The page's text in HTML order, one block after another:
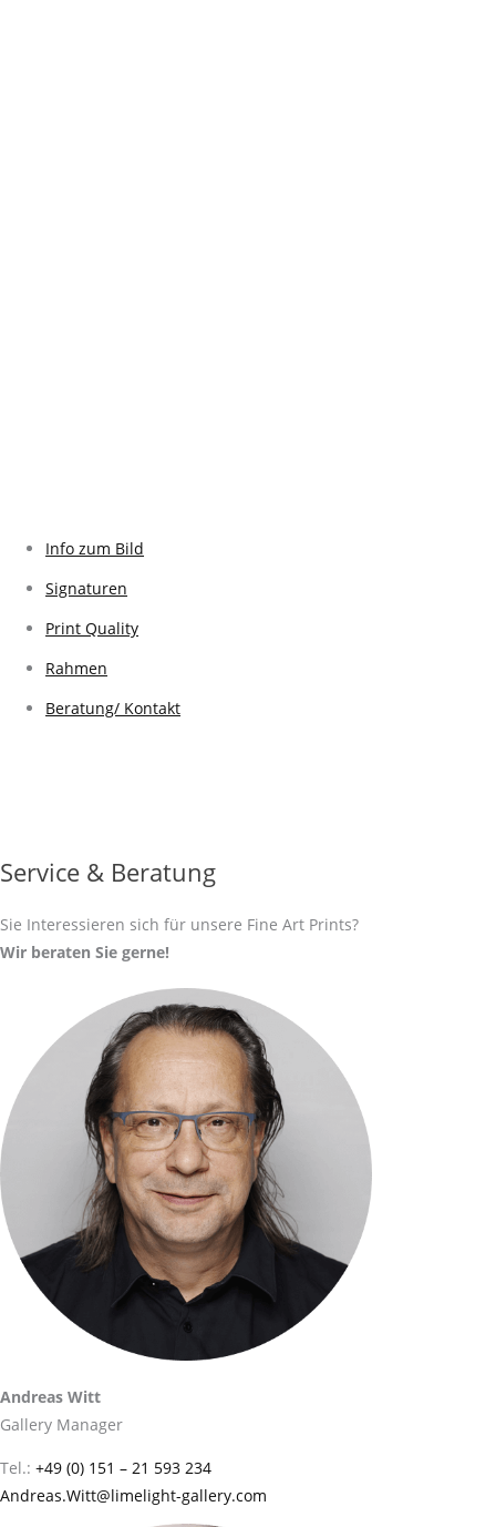
Info zum Bild
Signaturen
Print Quality
Rahmen
Beratung/ Kontakt
Service & Beratung
Sie Interessieren sich für unsere Fine Art Prints?
Wir beraten Sie gerne!
Andreas Witt
Gallery Manager
Tel.: +49 (0) 151 – 21 593 234
Andreas.Witt@limelight-gallery.com